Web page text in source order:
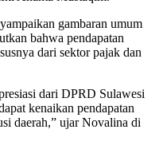
gambaran umum
bahwa pendapatan
dari sektor pajak dan
dari DPRD Sulawesi
kenaikan pendapatan
daerah,” ujar Novalina di